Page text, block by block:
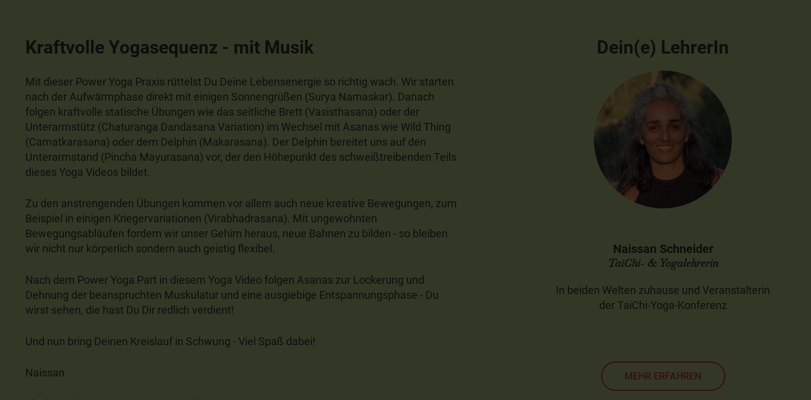
Kraftvolle Yogasequenz - mit Musik
Mit dieser Power Yoga Praxis rüttelst Du Deine Lebensenergie so richtig wach. Wir starten
nach der Aufwärmphase direkt mit einigen Sonnengrüßen (Surya Namaskar). Danach
folgen kraftvolle statische Übungen wie das seitliche Brett (Vasisthasana) oder der
Unterarmstütz (Chaturanga Dandasana Variation) im Wechsel mit Asanas wie Wild Thing
(Camatkarasana) oder dem Delphin (Makarasana). Der Delphin bereitet uns auf den
Unterarmstand (Pincha Mayurasana) vor, der den Höhepunkt des schweißtreibenden Teils
dieses Yoga Videos bildet.
Zu den anstrengenden Übungen kommen vor allem auch neue kreative Bewegungen, zum
Beispiel in einigen Kriegervariationen (Virabhadrasana). Mit ungewohnten
Bewegungsabläufen fordern wir unser Gehirn heraus, neue Bahnen zu bilden - so bleiben
wir nicht nur körperlich sondern auch geistig flexibel.
Nach dem Power Yoga Part in diesem Yoga Video folgen Asanas zur Lockerung und
Dehnung der beanspruchten Muskulatur und eine ausgiebige Entspannungsphase - Du
wirst sehen, die hast Du Dir redlich verdient!
Und nun bring Deinen Kreislauf in Schwung - Viel Spaß dabei!
Naissan
Dein(e) LehrerIn
Naissan Schneider
TaiChi- & Yogalehrerin
In beiden Welten zuhause und Veranstalterin
der TaiChi-Yoga-Konferenz
MEHR ERFAHREN